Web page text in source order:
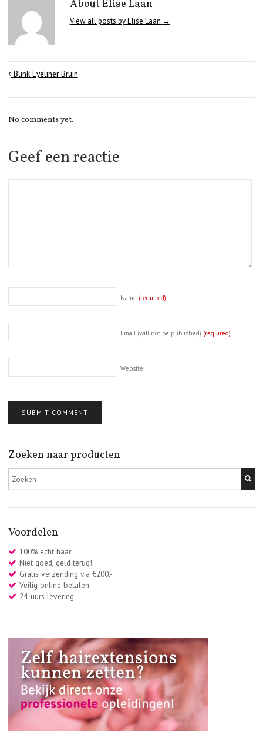
About Elise Laan
View all posts by Elise Laan →
Blink Eyeliner Bruin
No comments yet.
Geef een reactie
Name (required)
Email (will not be published) (required)
Website
Zoeken naar producten
Voordelen
100% echt haar
Niet goed, geld terug!
Gratis verzending v.a €200,-
Veilig online betalen
24-uurs levering